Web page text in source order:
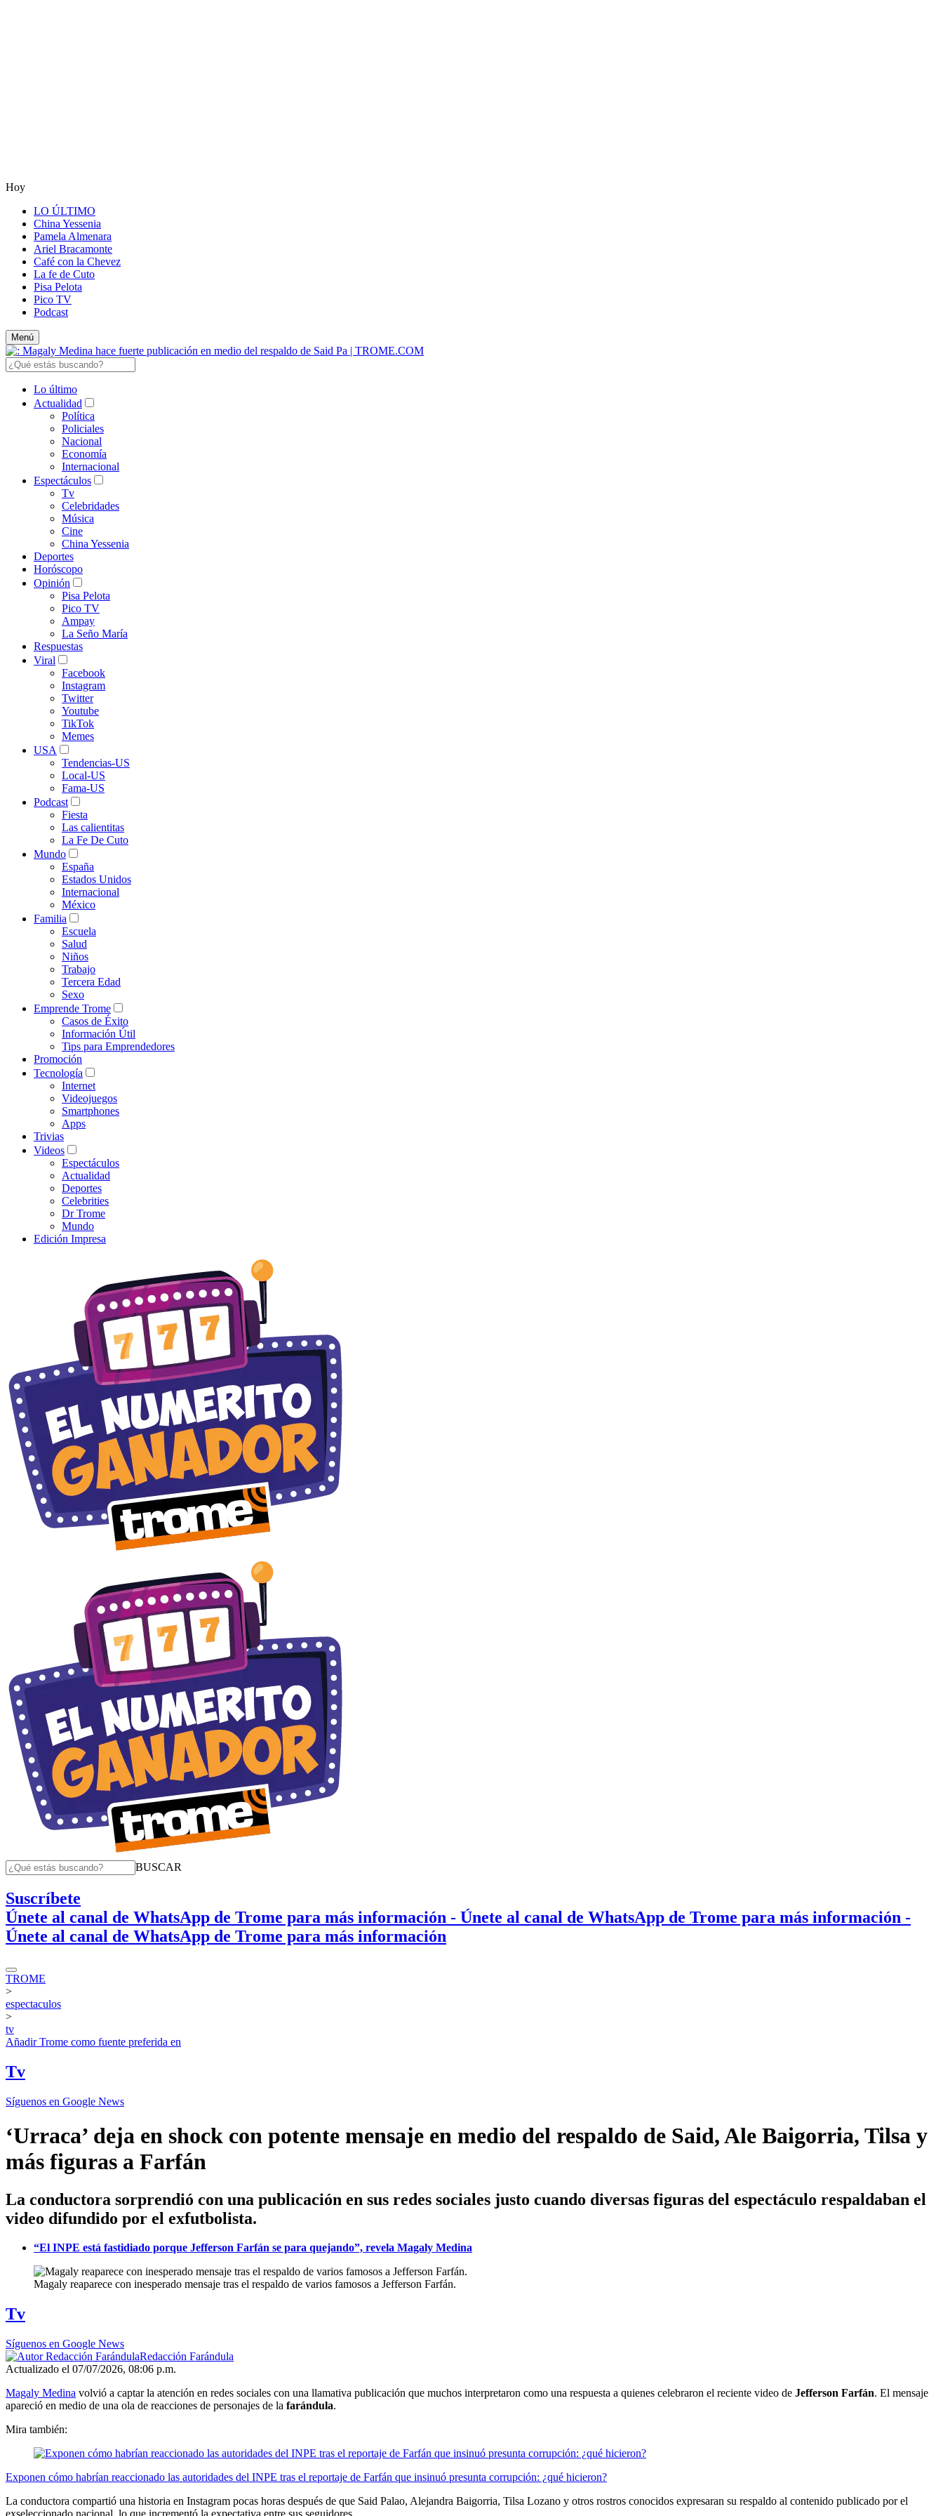
Hoy
LO ÚLTIMO
China Yessenia
Pamela Almenara
Ariel Bracamonte
Café con la Chevez
La fe de Cuto
Pisa Pelota
Pico TV
Podcast
Menú
Lo último
Actualidad
Política
Policiales
Nacional
Economía
Internacional
Espectáculos
Tv
Celebridades
Música
Cine
China Yessenia
Deportes
Horóscopo
Opinión
Pisa Pelota
Pico TV
Ampay
La Seño María
Respuestas
Viral
Facebook
Instagram
Twitter
Youtube
TikTok
Memes
USA
Tendencias-US
Local-US
Fama-US
Podcast
Fiesta
Las calientitas
La Fe De Cuto
Mundo
España
Estados Unidos
Internacional
México
Familia
Escuela
Salud
Niños
Trabajo
Tercera Edad
Sexo
Emprende Trome
Casos de Éxito
Información Útil
Tips para Emprendedores
Promoción
Tecnología
Internet
Videojuegos
Smartphones
Apps
Trivias
Videos
Espectáculos
Actualidad
Deportes
Celebrities
Dr Trome
Mundo
Edición Impresa
BUSCAR
Suscríbete
Únete al canal de WhatsApp de Trome para más información - Únete al canal de WhatsApp de Trome para más información -
Únete al canal de WhatsApp de Trome para más información
TROME
>
espectaculos
>
tv
AñadirTrome como fuente preferida en
Tv
Síguenos en Google News
‘Urraca’ deja en shock con potente mensaje en medio del respaldo de Said, Ale Baigorria, Tilsa y
más figuras a Farfán
La conductora sorprendió con una publicación en sus redes sociales justo cuando diversas figuras del espectáculo respaldaban el
video difundido por el exfutbolista.
“El INPE está fastidiado porque Jefferson Farfán se para quejando”, revela Magaly Medina
Magaly reaparece con inesperado mensaje tras el respaldo de varios famosos a Jefferson Farfán.
Tv
Síguenos en Google News
Redacción Farándula
Actualizado el 07/07/2026, 08:06 p.m.
Magaly Medina volvió a captar la atención en redes sociales con una llamativa publicación que muchos interpretaron como una respuesta a quienes celebraron el reciente video de Jefferson Farfán. El mensaje
apareció en medio de una ola de reacciones de personajes de la farándula.
Mira también:
Exponen cómo habrían reaccionado las autoridades del INPE tras el reportaje de Farfán que insinuó presunta corrupción: ¿qué hicieron?
La conductora compartió una historia en Instagram pocas horas después de que Said Palao, Alejandra Baigorria, Tilsa Lozano y otros rostros conocidos expresaran su respaldo al contenido publicado por el